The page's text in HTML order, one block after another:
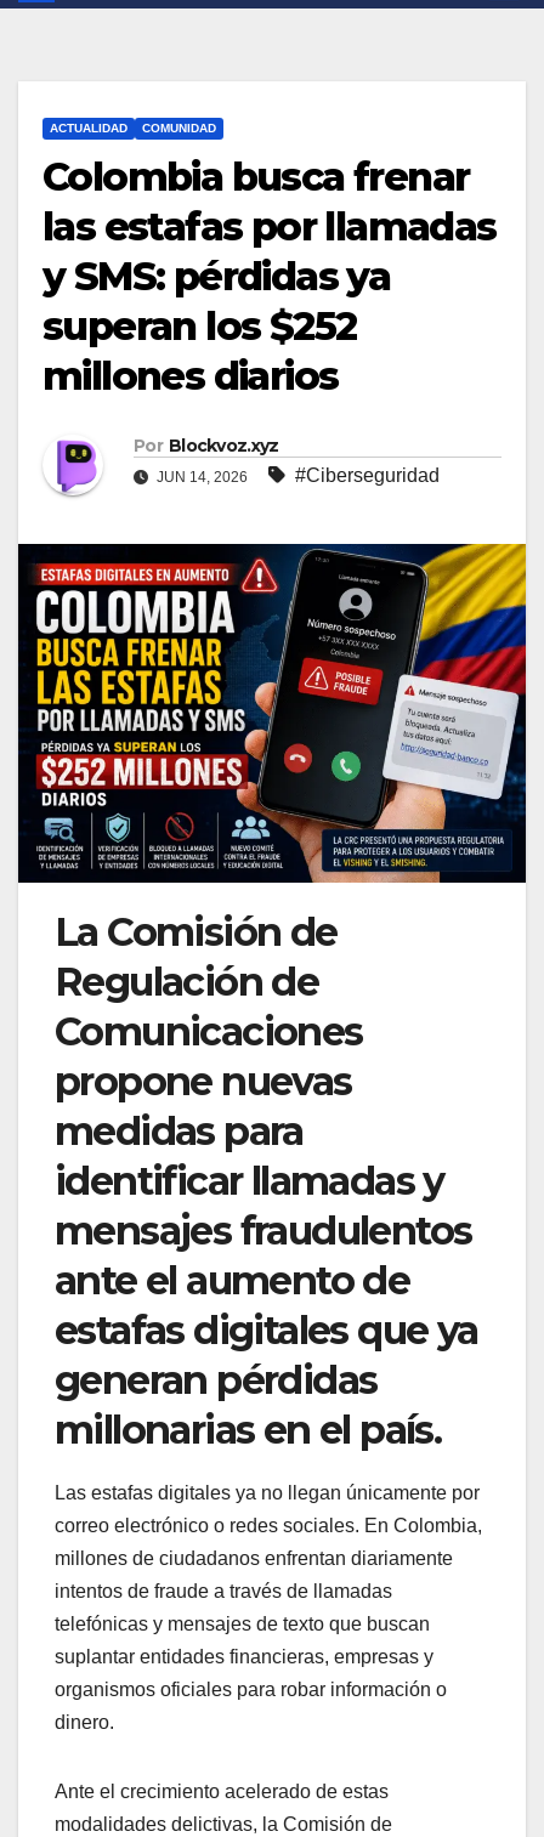
ACTUALIDAD COMUNIDAD
Colombia busca frenar
las estafas por llamadas
y SMS: pérdidas ya
superan los $252
millones diarios
Por Blockvoz.xyz
JUN 14, 2026 #Ciberseguridad
La Comisión de
Regulación de
Comunicaciones
propone nuevas
medidas para
identificar llamadas y
mensajes fraudulentos
ante el aumento de
estafas digitales que ya
generan pérdidas
millonarias en el país.
Las estafas digitales ya no llegan únicamente por
correo electrónico o redes sociales. En Colombia,
millones de ciudadanos enfrentan diariamente
intentos de fraude a través de llamadas
telefónicas y mensajes de texto que buscan
suplantar entidades financieras, empresas y
organismos oficiales para robar información o
dinero.
Ante el crecimiento acelerado de estas
modalidades delictivas, la Comisión de